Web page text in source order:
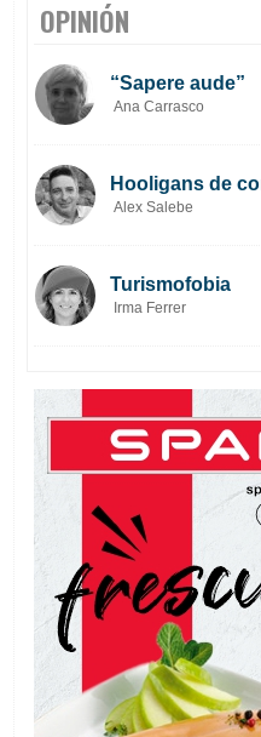
OPINIÓN
“Sapere aude”
Ana Carrasco
Hooligans de
Alex Salebe
Turismofobia
Irma Ferrer